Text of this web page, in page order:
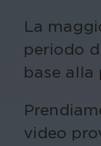
La
periodo
base alla
video